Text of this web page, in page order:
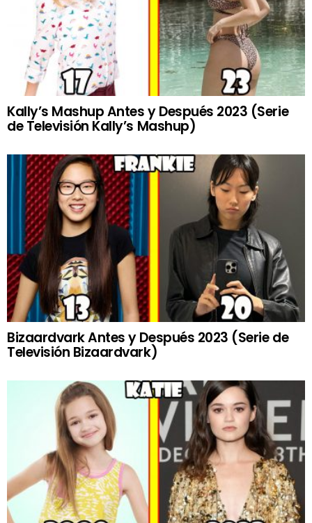
Kally’s Mashup Antes y Después 2023 (Serie
de Televisión Kally’s Mashup)
Bizaardvark Antes y Después 2023 (Serie de
Televisión Bizaardvark)